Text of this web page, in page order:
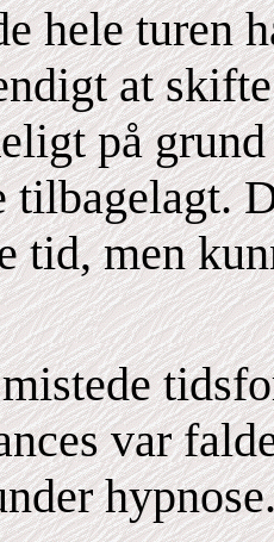
hele turen
at
på grund
tilbagelagt.
tid, men
var